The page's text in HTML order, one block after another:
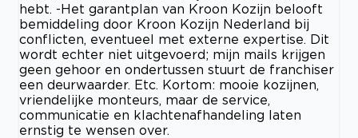
hebt. -Het garantplan van Kroon Kozijn belooft
bemiddeling door Kroon Kozijn Nederland bij
conflicten, eventueel met externe expertise. Dit
wordt echter niet uitgevoerd; mijn mails krijgen
geen gehoor en ondertussen stuurt de franchiser
een deurwaarder. Etc. Kortom: mooie kozijnen,
vriendelijke monteurs, maar de service,
communicatie en klachtenafhandeling laten
ernstig te wensen over.